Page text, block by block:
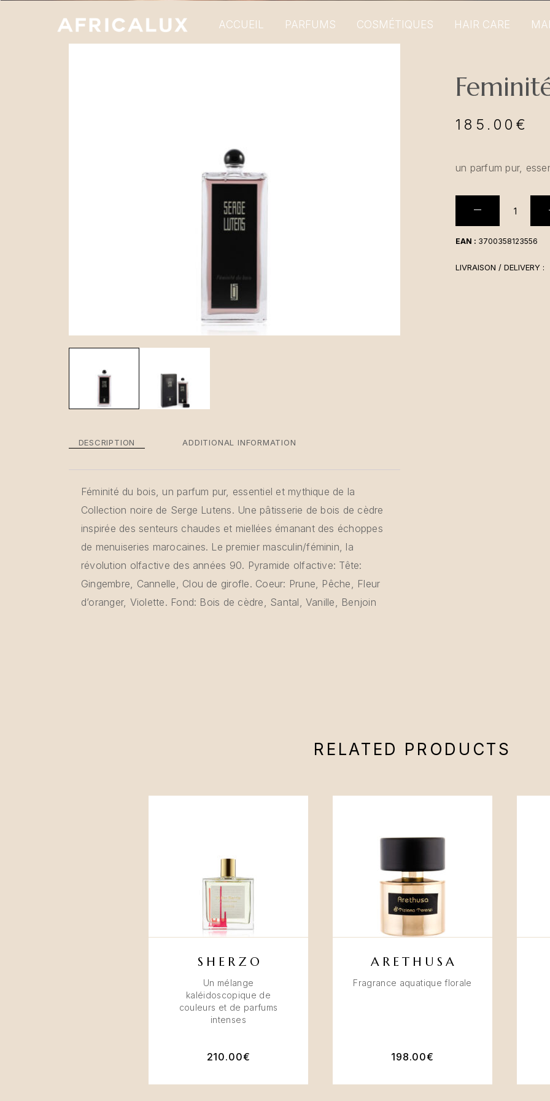
ACCUEIL PARFUMS COSMÉTIQUES HAIR CARE
DESCRIPTION ADDITIONAL INFORMATION
Féminité du bois, un parfum pur, essentiel et mythique de la
Collection noire de Serge Lutens. Une pâtisserie de bois de cèdre
inspirée des senteurs chaudes et miellées émanant des échoppes
de menuiseries marocaines. Le premier masculin/féminin, la
révolution olfactive des années 90. Pyramide olfactive: Tête:
Gingembre, Cannelle, Clou de girofle. Coeur: Prune, Pêche, Fleur
d’oranger, Violette. Fond: Bois de cèdre, Santal, Vanille, Benjoin
185.00 €
un parfum pur,
EAN : 3700358123556
LIVRAISON / DELIVERY :
RELATED PRODUCTS
SHERZO
Un mélange
kaléidoscopique de
couleurs et de parfums
intenses
210.00€
ARETHUSA
Fragrance aquatique florale
198.00€